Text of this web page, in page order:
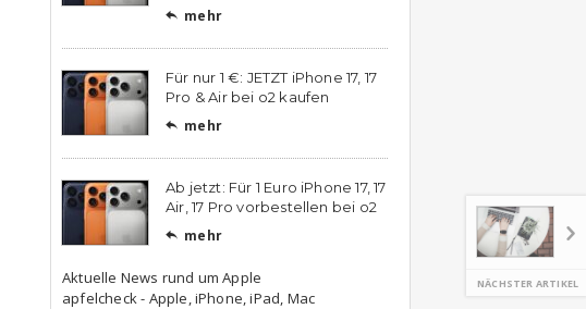
NÄCHSTER ARTIKEL
 mehr
Für nur 1 €: JETZT iPhone 17, 17
Pro & Air bei o2 kaufen
 mehr
Ab jetzt: Für 1 Euro iPhone 17, 17
Air, 17 Pro vorbestellen bei o2
 mehr
Aktuelle News rund um Apple
apfelcheck - Apple, iPhone, iPad, Mac